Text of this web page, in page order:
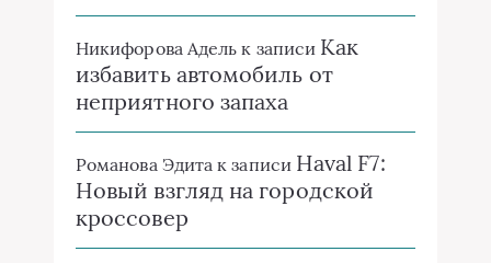
Никифорова Адель к записи Как
избавить автомобиль от
неприятного запаха
Романова Эдита к записи Haval F7:
Новый взгляд на городской
кроссовер